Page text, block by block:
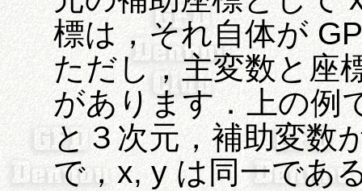
標は，それ自体が
ただし，主変数と座
があります．上の例
と３次元，補助変数
で，x, y は同一であ